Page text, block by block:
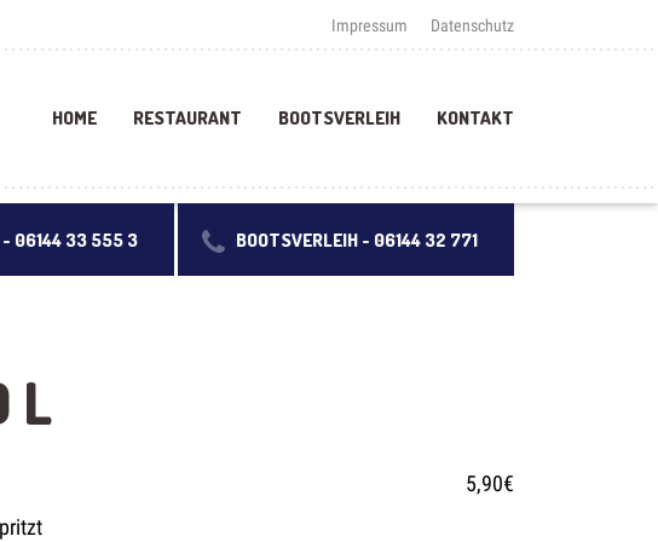
Impressum Datenschutz
HOME RESTAURANT BOOTSVERLEIH KONTAKT
- 06144 33 555 3 BOOTSVERLEIH - 06144 32 771
L
5,90€